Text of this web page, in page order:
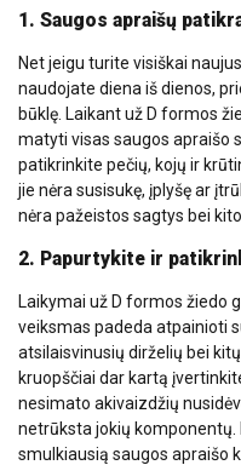
1. Saugos apraišų
Net jeigu turite visiškai
naudojate diena iš dienos,
būklę. Laikant už D formos
matyti visas saugos apraišo
patikrinkite pečių, kojų ir
jie nėra susisukę, įplyšę ar
nėra pažeistos sagtys bei
2. Papurtykite ir
Laikymai už D formos žiedo
veiksmas padeda atpainioti
atsilaisvinusių dirželių bei
kruopščiai dar kartą
nesimato akivaizdžių
netrūksta jokių
smulkiausią saugos apraišo